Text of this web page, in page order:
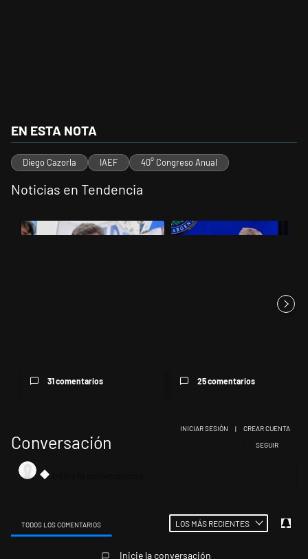
EN ESTA NOTA
Diego Cazorla IAEF 40° Congreso Anual
Noticias en Tendencia
Un artículo de tendencia con el título "Kicillof apuntó contra Milei
31 comentarios
Un artículo de tendencia con el
25 comentarios
Conversación SIGA ESTA
SEGUIR
INICIAR SESIÓN | CREAR CUENTA
TODOS LOS COMENTARIOS LOS MÁS RECIENTES
Inicie la conversación